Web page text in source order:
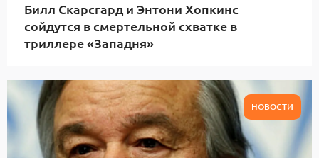
Билл Скарсгард и Энтони Хопкинс
сойдутся в смертельной схватке в
триллере «Западня»
НОВОСТИ